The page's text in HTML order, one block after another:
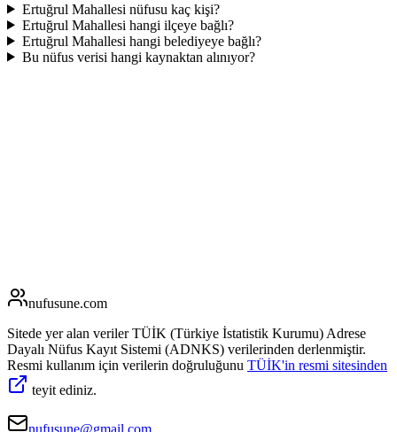
Ertuğrul Mahallesi nüfusu kaç kişi?
Ertuğrul Mahallesi hangi ilçeye bağlı?
Ertuğrul Mahallesi hangi belediyeye bağlı?
Bu nüfus verisi hangi kaynaktan alınıyor?
nufusune.com
Sitede yer alan veriler TÜİK (Türkiye İstatistik Kurumu) Adrese
Dayalı Nüfus Kayıt Sistemi (ADNKS) verilerinden derlenmiştir.
Resmi kullanım için verilerin doğruluğunu TÜİK'in resmi sitesinden
teyit ediniz.
nufusune@gmail.com